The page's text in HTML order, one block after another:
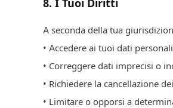
8. I Tuoi Diritti
A seconda della tua
• Accedere ai tuoi dati personali
• Correggere dati imprecisi o
• Richiedere la cancellazione
• Limitare o opporsi a